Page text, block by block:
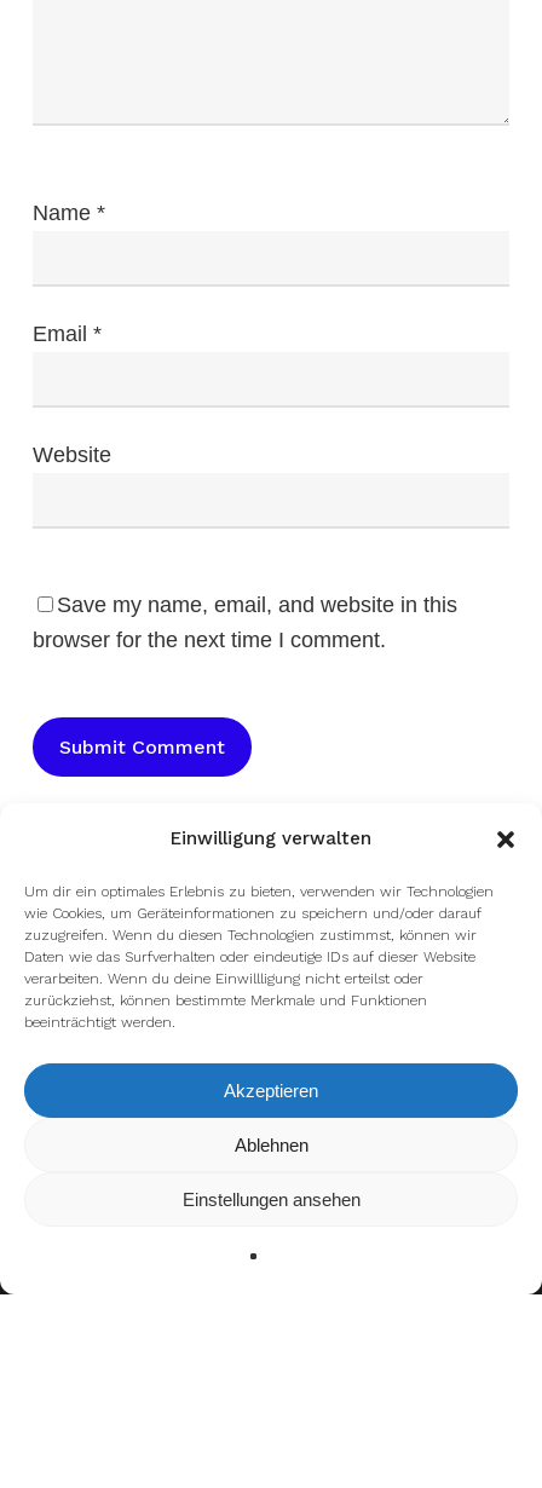
Einwilligung verwalten
Um dir ein optimales Erlebnis zu bieten, verwenden wir Technologien
wie Cookies, um Geräteinformationen zu speichern und/oder darauf
zuzugreifen. Wenn du diesen Technologien zustimmst, können wir
Daten wie das Surfverhalten oder eindeutige IDs auf dieser Website
verarbeiten. Wenn du deine Einwillligung nicht erteilst oder
zurückziehst, können bestimmte Merkmale und Funktionen
beeinträchtigt werden.
Akzeptieren
Ablehnen
Einstellungen ansehen
Name *
Email *
Website
Save my name, email, and website in this
browser for the next time I comment.
Wir verwenden Cookies, um dir die bestmögliche Erfahrung auf
kannst du erfahren, welche Cookies wir
verwenden oder sie ausschalten.